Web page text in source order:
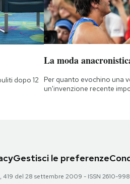
dopo 12
La moda
Per quanto evochino una
un'invenzione recente
Gestisci le preferenze
419 del 28 settembre 2009 - ISSN 2610-